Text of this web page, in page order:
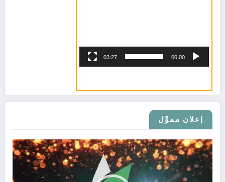
00:00
03:27
إعلان مموَّل
مشغل
الفيديو
فواغي بنت صقر القاسمي